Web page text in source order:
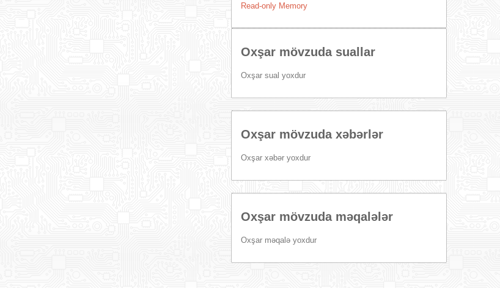
Read-only Memory
Oxşar mövzuda suallar
Oxşar sual yoxdur
Oxşar mövzuda xəbərlər
Oxşar xəbər yoxdur
Oxşar mövzuda məqalələr
Oxşar məqalə yoxdur